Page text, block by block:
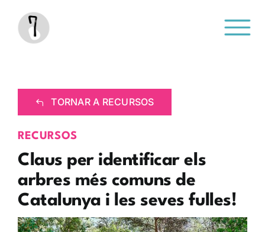
contenido
TORNAR A RECURSOS
RECURSOS
Claus per identificar els
arbres més comuns de
Catalunya i les seves fulles!